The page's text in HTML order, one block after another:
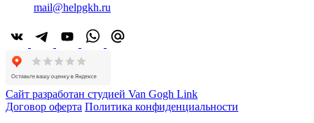
mail@helpgkh.ru
Сайт разработан студией Van Gogh Link
Договор оферта Политика конфиденциальности